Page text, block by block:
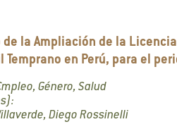
de la Ampliación de la
Temprano en Perú, para el
Género, Salud
Diego Rossinelli